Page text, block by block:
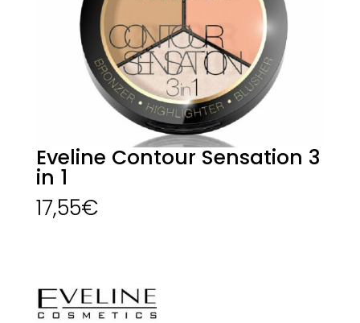
Eveline Contour Sensation 3
in 1
17,55€